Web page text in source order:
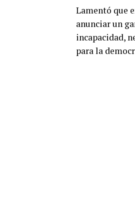
Lamentó que
anunciar un
incapacidad,
para la